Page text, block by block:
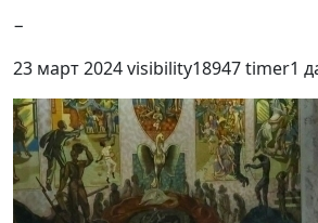
−
23 март 2024visibility18947timer1